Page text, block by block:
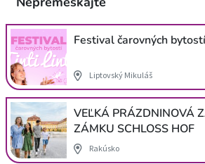
Festival čarovných
Liptovský Mikuláš
VEĽKÁ PRÁZDNINOVÁ
ZÁMKU SCHLOSS HOF
Rakúsko